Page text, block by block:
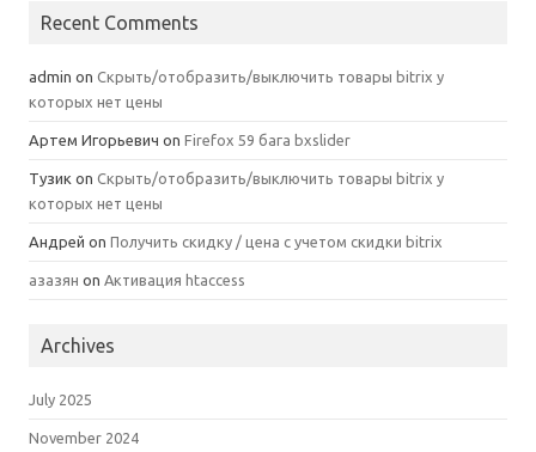
Recent Comments
admin on Скрыть/отобразить/выключить товары bitrix у
которых нет цены
Артем Игорьевич on Firefox 59 бага bxslider
Тузик on Скрыть/отобразить/выключить товары bitrix у
которых нет цены
Андрей on Получить скидку / цена с учетом скидки bitrix
азазян on Активация htaccess
Archives
July 2025
November 2024